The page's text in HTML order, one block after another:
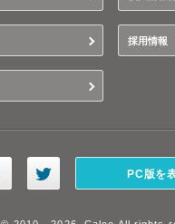
採用情報
PC版を